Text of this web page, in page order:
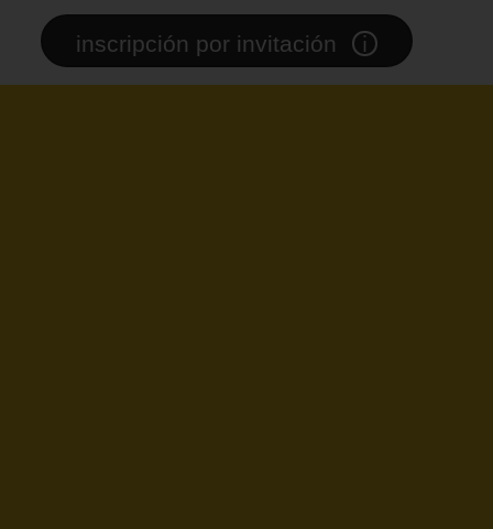
inscripción por invitación i